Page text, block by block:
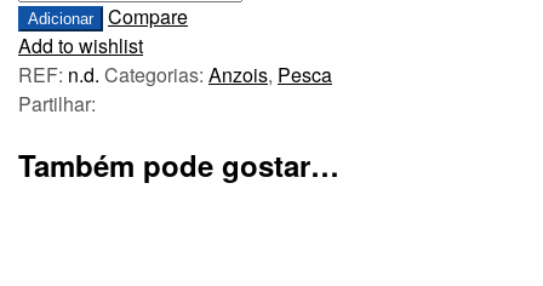
Adicionar
Compare
Add to wishlist
REF: n.d. Categorias: Anzois, Pesca
Partilhar:
Também pode gostar…